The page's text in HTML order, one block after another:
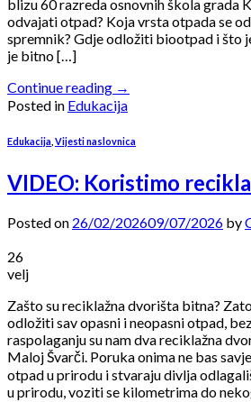
blizu 60 razreda osnovnih škola grada
odvajati otpad? Koja vrsta otpada se
spremnik? Gdje odložiti biootpad i što
je bitno […]
Continue reading →
Posted in Edukacija
Edukacija Vijesti naslovnica
VIDEO: Koristimo
Posted on 26/02/202609/07/2026 by
26
velj
Zašto su reciklažna dvorišta bitna?
odložiti sav opasni i neopasni otpad,
raspolaganju su nam dva reciklažna
Maloj Švarči. Poruka onima ne bas
otpad u prirodu i stvaraju divlja
u prirodu, voziti se kilometrima do